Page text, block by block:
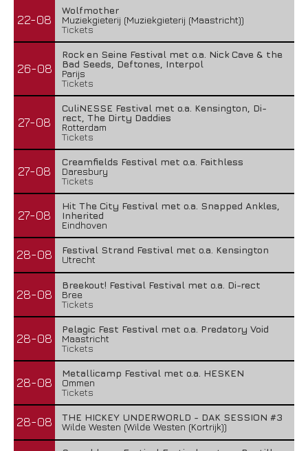
22-08
Wolfmother
Muziekgieterij (Muziekgieterij (Maastricht))
Tickets
26-08
Rock en Seine Festival met o.a. Nick Cave & the
Bad Seeds, Deftones, Interpol
Parijs
Tickets
27-08
CuliNESSE Festival met o.a. Kensington, Di-
rect, The Dirty Daddies
Rotterdam
Tickets
27-08
Creamfields Festival met o.a. Faithless
Daresbury
Tickets
27-08
Hit The City Festival met o.a. Snapped Ankles,
Inherited
Eindhoven
28-08
Festival Strand Festival met o.a. Kensington
Utrecht
28-08
Breekout! Festival Festival met o.a. Di-rect
Bree
Tickets
28-08
Pelagic Fest Festival met o.a. Predatory Void
Maastricht
Tickets
28-08
Metallicamp Festival met o.a. HESKEN
Ommen
Tickets
28-08
THE HICKEY UNDERWORLD - DAK SESSION #3
Wilde Westen (Wilde Westen (Kortrijk))